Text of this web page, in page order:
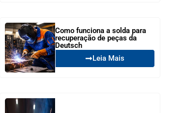
Como funciona a solda para
recuperação de peças da
Deutsch
Leia Mais